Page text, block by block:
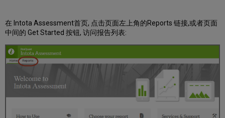
在 Intota Assessment首页, 点击页面左上角的Reports 链接,或者页面
中间的 Get Started 按钮, 访问报告列表: